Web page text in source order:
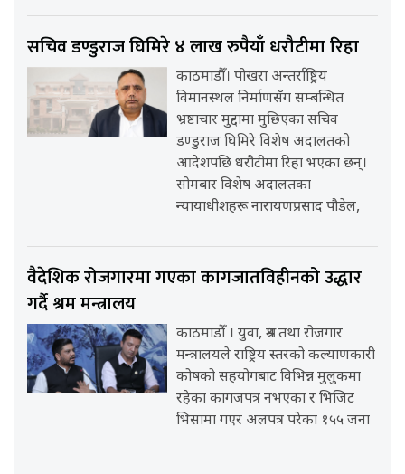
सचिव डण्डुराज घिमिरे ४ लाख रुपैयाँ धरौटीमा रिहा
काठमाडौँ। पोखरा अन्तर्राष्ट्रिय
विमानस्थल निर्माणसँग सम्बन्धित
भ्रष्टाचार मुद्दामा मुछिएका सचिव
डण्डुराज घिमिरे विशेष अदालतको
आदेशपछि धरौटीमा रिहा भएका छन्।
सोमबार विशेष अदालतका
न्यायाधीशहरू नारायणप्रसाद पौडेल,
वैदेशिक रोजगारमा गएका कागजातविहीनको उद्धार
गर्दै श्रम मन्त्रालय
काठमाडौँ । युवा, श्रम तथा रोजगार
मन्त्रालयले राष्ट्रिय स्तरको कल्याणकारी
कोषको सहयोगबाट विभिन्न मुलुकमा
रहेका कागजपत्र नभएका र भिजिट
भिसामा गएर अलपत्र परेका १५५ जना